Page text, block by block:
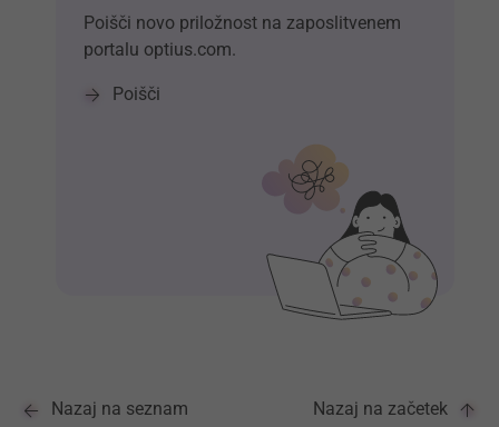
Poišči novo priložnost na zaposlitvenem
portalu optius.com.
Poišči
Nazaj na seznam Nazaj na začetek